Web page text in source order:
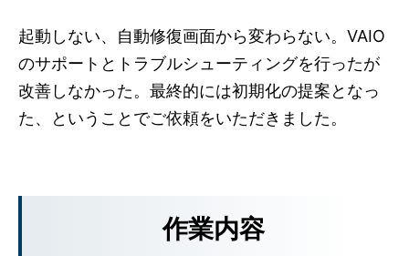
起動しない、自動修復画面から変わらない。VAIO
のサポートとトラブルシューティングを行ったが
改善しなかった。最終的には初期化の提案となっ
た、ということでご依頼をいただきました。
作業内容